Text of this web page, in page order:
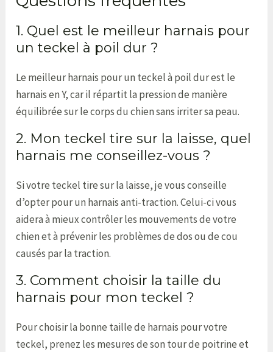
1. Quel est le meilleur harnais pour
un teckel à poil dur ?
Le meilleur harnais pour un teckel à poil dur est le
harnais en Y, car il répartit la pression de manière
équilibrée sur le corps du chien sans irriter sa peau.
2. Mon teckel tire sur la laisse, quel
harnais me conseillez-vous ?
Si votre teckel tire sur la laisse, je vous conseille
d’opter pour un harnais anti-traction. Celui-ci vous
aidera à mieux contrôler les mouvements de votre
chien et à prévenir les problèmes de dos ou de cou
causés par la traction.
3. Comment choisir la taille du
harnais pour mon teckel ?
Pour choisir la bonne taille de harnais pour votre
teckel, prenez les mesures de son tour de poitrine et